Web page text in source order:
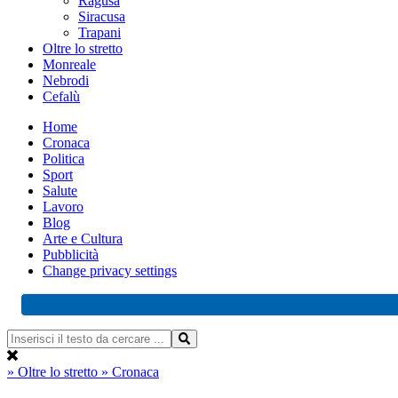
Siracusa
Trapani
Oltre lo stretto
Monreale
Nebrodi
Cefalù
Home
Cronaca
Politica
Sport
Salute
Lavoro
Blog
Arte e Cultura
Pubblicità
Change privacy settings
» Oltre lo stretto » Cronaca